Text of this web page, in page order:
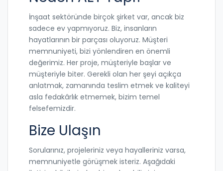
İnşaat sektöründe birçok şirket var, ancak biz
sadece ev yapmıyoruz. Biz, insanların
hayatlarının bir parçası oluyoruz. Müşteri
memnuniyeti, bizi yönlendiren en önemli
değerimiz. Her proje, müşteriyle başlar ve
müşteriyle biter. Gerekli olan her şeyi açıkça
anlatmak, zamanında teslim etmek ve kaliteyi
asla fedakârlık etmemek, bizim temel
felsefemizdir.
Bize Ulaşın
Sorularınız, projeleriniz veya hayalleriniz varsa,
memnuniyetle görüşmek isteriz. Aşağıdaki